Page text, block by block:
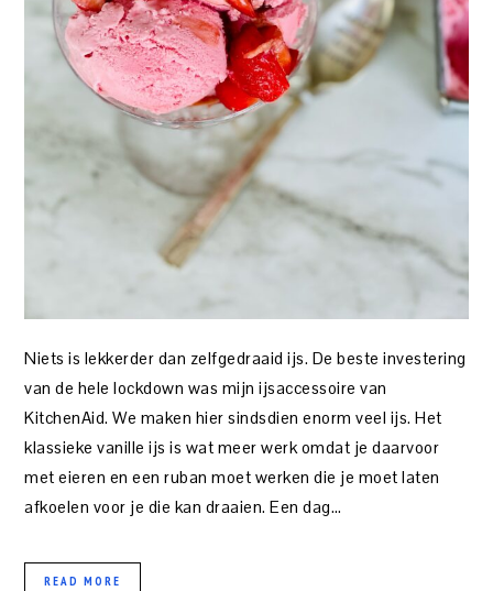
Niets is lekkerder dan zelfgedraaid ijs. De beste investering
van de hele lockdown was mijn ijsaccessoire van
KitchenAid. We maken hier sindsdien enorm veel ijs. Het
klassieke vanille ijs is wat meer werk omdat je daarvoor
met eieren en een ruban moet werken die je moet laten
afkoelen voor je die kan draaien. Een dag…
READ MORE